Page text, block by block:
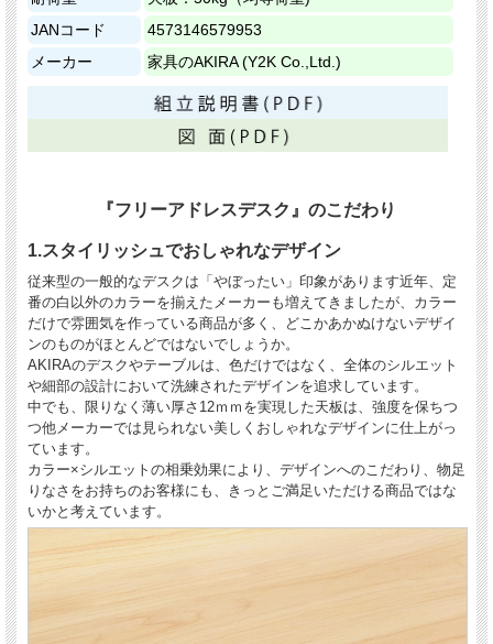
JANコード
4573146579953
メーカー
家具のAKIRA (Y2K Co.,Ltd.)
『フリーアドレスデスク』のこだわり
1.スタイリッシュでおしゃれなデザイン
従来型の一般的なデスクは「やぼったい」印象があります近年、定
番の白以外のカラーを揃えたメーカーも増えてきましたが、カラー
だけで雰囲気を作っている商品が多く、どこかあかぬけないデザイ
ンのものがほとんどではないでしょうか。
AKIRAのデスクやテーブルは、色だけではなく、全体のシルエット
や細部の設計において洗練されたデザインを追求しています。
中でも、限りなく薄い厚さ12ｍｍを実現した天板は、強度を保ちつ
つ他メーカーでは見られない美しくおしゃれなデザインに仕上がっ
ています。
カラー×シルエットの相乗効果により、デザインへのこだわり、物足
りなさをお持ちのお客様にも、きっとご満足いただける商品ではな
いかと考えています。